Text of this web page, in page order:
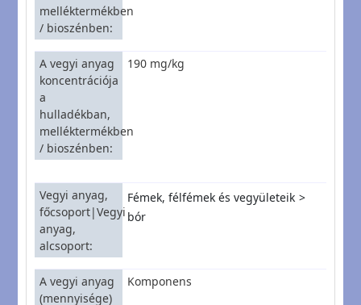
melléktermékben
/ bioszénben
A vegyi anyag
koncentrációja
a
hulladékban,
melléktermékben
/ bioszénben
190 mg/kg
Vegyi anyag,
főcsoport|Vegyi
anyag,
alcsoport
Fémek, félfémek és vegyületeik
bór
A vegyi anyag
(mennyisége)
Komponens